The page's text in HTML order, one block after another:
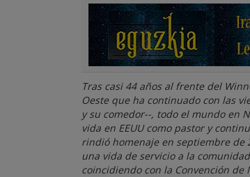
Tras casi 44 años al frente del
Oeste que ha continuado con las
y su comedor--, todo el mundo en
vida en EEUU como pastor y
rindió homenaje en septiembre de
una vida de servicio a la
coincidiendo con la Convención de